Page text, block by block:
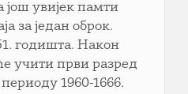
још увијек памти
за један оброк.
годишта. Након
учити први разред
1960-1666.